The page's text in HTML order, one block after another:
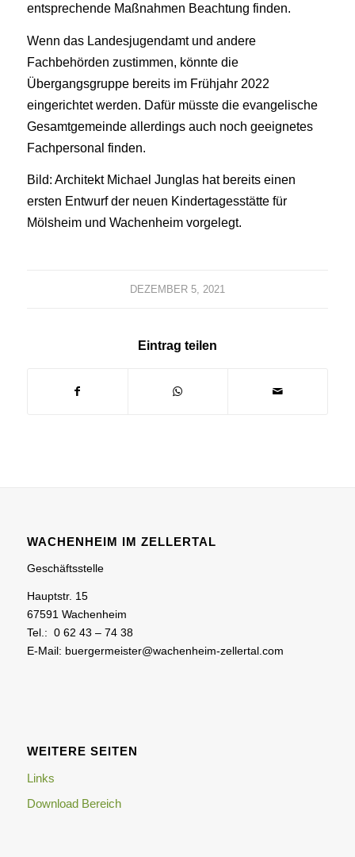
entsprechende Maßnahmen Beachtung finden.
Wenn das Landesjugendamt und andere
Fachbehörden zustimmen, könnte die
Übergangsgruppe bereits im Frühjahr 2022
eingerichtet werden. Dafür müsste die evangelische
Gesamtgemeinde allerdings auch noch geeignetes
Fachpersonal finden.
Bild: Architekt Michael Junglas hat bereits einen
ersten Entwurf der neuen Kindertagesstätte für
Mölsheim und Wachenheim vorgelegt.
DEZEMBER 5, 2021
Eintrag teilen
WACHENHEIM IM ZELLERTAL
Geschäftsstelle
Hauptstr. 15
67591 Wachenheim
Tel.: 0 62 43 – 74 38
E-Mail: buergermeister@wachenheim-zellertal.com
WEITERE SEITEN
Links
Download Bereich